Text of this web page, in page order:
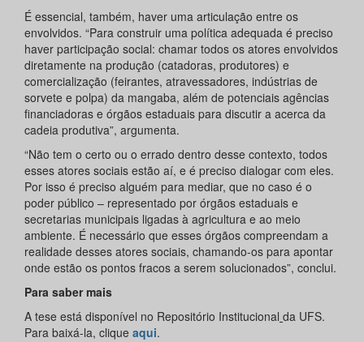
É essencial, também, haver uma articulação entre os
envolvidos. “Para construir uma política adequada é preciso
haver participação social: chamar todos os atores envolvidos
diretamente na produção (catadoras, produtores) e
comercialização (feirantes, atravessadores, indústrias de
sorvete e polpa) da mangaba, além de potenciais agências
financiadoras e órgãos estaduais para discutir a acerca da
cadeia produtiva”, argumenta.
“Não tem o certo ou o errado dentro desse contexto, todos
esses atores sociais estão aí, e é preciso dialogar com eles.
Por isso é preciso alguém para mediar, que no caso é o
poder público – representado por órgãos estaduais e
secretarias municipais ligadas à agricultura e ao meio
ambiente. É necessário que esses órgãos compreendam a
realidade desses atores sociais, chamando-os para apontar
onde estão os pontos fracos a serem solucionados”, conclui.
Para saber mais
A tese está disponível no Repositório Institucional da UFS.
Para baixá-la, clique aqui.